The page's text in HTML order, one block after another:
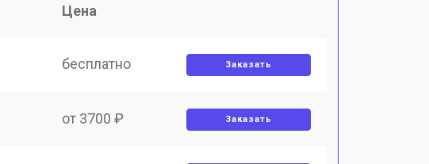
Цена
бесплатно Заказать
от 3700 ₽ Заказать